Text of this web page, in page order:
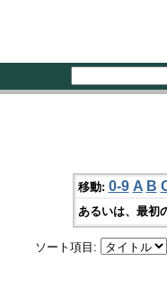
移動: 0-9 A B
あるいは、最初
ソート項目: